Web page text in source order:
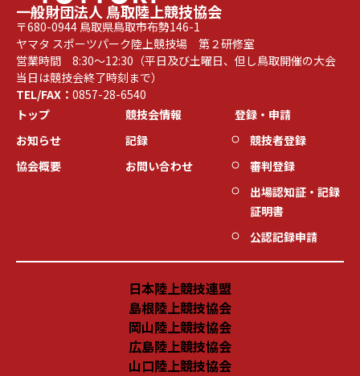
一般財団法人 鳥取陸上競技協会
〒680-0944 鳥取県鳥取市布勢146-1
ヤマタ スポーツパーク陸上競技場 第２研修室
営業時間 8:30～12:30（平日及び土曜日、但し鳥取開催の大会
当日は競技会終了時刻まで）
TEL/FAX： 0857-28-6540
トップ
お知らせ
協会概要
競技会情報
記録
お問い合わせ
登録・申請
競技者登録
審判登録
出場認知証・記録
証明書
公認記録申請
日本陸上競技連盟
島根陸上競技協会
岡山陸上競技協会
広島陸上競技協会
山口陸上競技協会